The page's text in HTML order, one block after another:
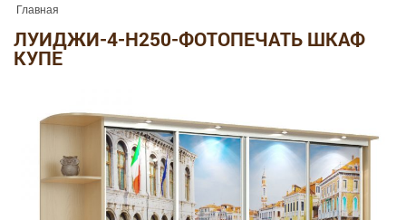
Главная
ЛУИДЖИ-4-H250-ФОТОПЕЧАТЬ ШКАФ
КУПЕ